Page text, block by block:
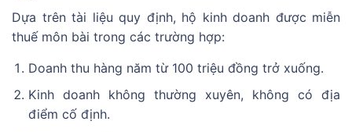
Dựa trên tài liệu quy định, hộ kinh doanh được miễn
thuế môn bài trong các trường hợp:
Doanh thu hàng năm từ 100 triệu đồng trở xuống.
Kinh doanh không thường xuyên, không có địa
điểm cố định.